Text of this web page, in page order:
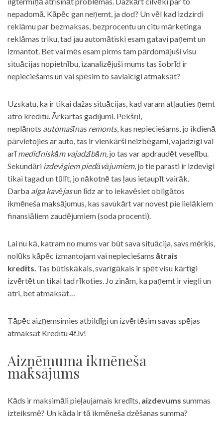
nepadomā. Kāpēc gan neņemt, ja dod? Un vēl kad izdzirdi
reklāmu par bezmaksas, bezprocentu un citu mārketinga
reklāmas triku, tad jau automātiski esam gatavi paņemt un
izmantot. Bet vai mēs esam pirms tam pārdomājuši visu
situācijas nopietnību, izanalizējuši mums tas šobrīd ir
nepieciešams un vai spēsim to savlaicīgi atmaksāt?
Uzskatu, ka ir tikai dažas situācijas, kad varam atļauties ņemt
ātro kredītu. Ārkārtas gadījumi. Pēkšņi,
neplānots automašīnas remonts, kas nepieciešams, jo ikdienā
pārvietojies ar auto, tas ir vienkārši neizbēgami, vajadzīgi vai
arīmedicīniskām vajadzībām, jo tas var apdraudēt veselību.
Sekundāri izdevīgiem piedāvājumiem, jo tie parasti ir izdevīgi
tikai tagad un tūlīt, jo nākotnē tas ļaus ietaupīt vairāk.
Darba alga kavējasun līdz ar to iekavēsiet obligātos
ikmēneša maksājumus, kas savukārt var novest pie lielākiem
finansiāliem zaudējumiem (soda procenti).
Lai nu kā, katram no mums var būt sava situācija, savs mērķis,
nolūks kāpēc izmantojam vai nepieciešams ātrais
kredīts. Tas būtiskākais, svarīgākais ir spēt visu kārtīgi
izvērtēt un tikai tad rīkoties. Jo zinām, ka paņemt ir viegli un
ātri, bet atmaksāt…
Tāpēc aizņemsimies atbildīgi un izvērtēsim savas spējas
atmaksāt Kredītu 4f.lv!
Aizņēmuma ikmēneša
maksājums
Kāds ir maksimāli pieļaujamais kredīts, aizdevums summas
izteiksmē? Un kāda ir tā ikmēneša dzēšanas summa?